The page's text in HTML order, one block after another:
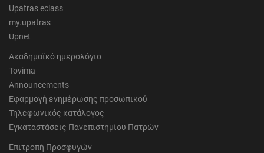
Upatras eclass
my.upatras
Upnet
Ακαδημαϊκό ημερολόγιο
Tovima
Announcements
Εφαρμογή ενημέρωσης προσωπικού
Τηλεφωνικός κατάλογος
Εγκαταστάσεις Πανεπιστημίου Πατρών
Επιτροπή Προσφυγών